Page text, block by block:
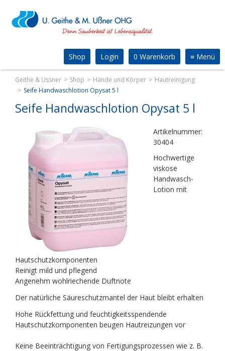
≡ Menü
0 Warenkorb
Login
Shop
Geithe & Ussner Shop Hände und Körper
Hautreinigung
Seife Handwaschlotion Opysat 5 l
Seife Handwaschlotion Opysat 5 l
Artikelnummer:
30404
Hochwertige
viskose
Handwasch-
Lotion mit
Hautschutzkomponenten
Reinigt mild und pflegend
Angenehm wohlriechende Duftnote
Der natürliche Säureschutzmantel der Haut bleibt erhalten
Hohe Rückfettung und feuchtigkeitsspendende
Hautschutzkomponenten beugen Hautreizungen vor
Keine Beeinträchtigung von Fertigungsprozessen wie z. B.